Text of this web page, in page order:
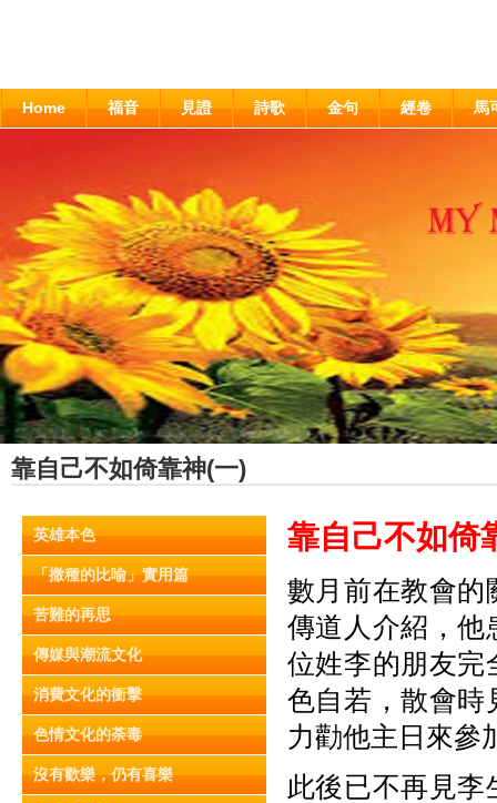
Home 福音 見證 詩歌 金句 經卷 馬
靠自己不如倚靠神(一)
英雄本色
「撒種的比喻」實用篇
苦難的再思
傳媒與潮流文化
消費文化的衝擊
色情文化的荼毒
沒有歡樂，仍有喜樂
靠自己不如倚
數月前在教會的
傳道人介紹，他
位姓李的朋友完
色自若，散會時
力勸他主日來參
此後已不再見